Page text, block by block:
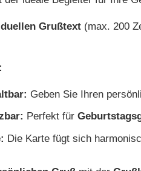
Grußtext (max. 200
Geben Sie Ihren
Perfekt für
Die Karte fügt sich